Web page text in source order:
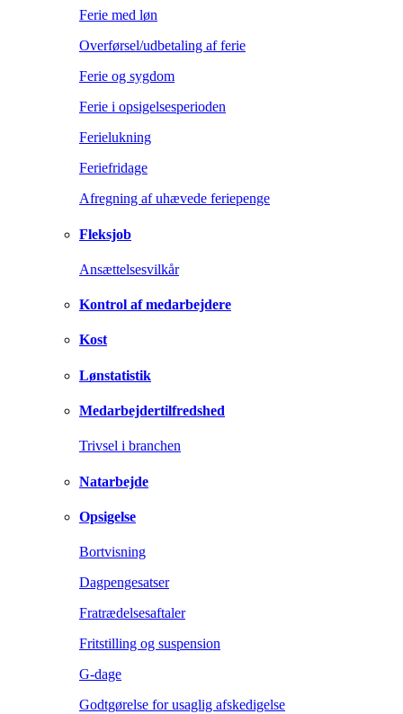
Ferie med løn
Overførsel/udbetaling af ferie
Ferie og sygdom
Ferie i opsigelsesperioden
Ferielukning
Feriefridage
Afregning af uhævede feriepenge
Fleksjob
Ansættelsesvilkår
Kontrol af medarbejdere
Kost
Lønstatistik
Medarbejdertilfredshed
Trivsel i branchen
Natarbejde
Opsigelse
Bortvisning
Dagpengesatser
Fratrædelsesaftaler
Fritstilling og suspension
G-dage
Godtgørelse for usaglig afskedigelse